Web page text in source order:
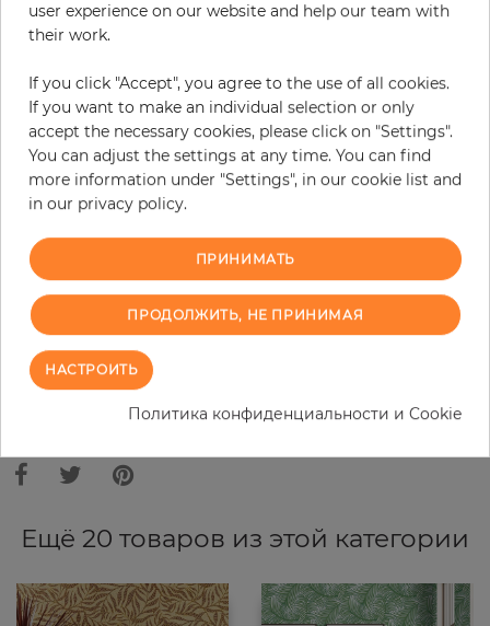
19% НДС включительно + Доставка
Цена за м² - 12,80 €
Do you need glue?
−
ЗАКАЗАТЬ ОБРАЗЕЦ
характеристиками компьютерной техники, цвета и оттенки
Ещё 20 товаров из этой категории
user experience on our website and help our team with
their work.
If you click "Accept", you agree to the use of all cookies.
If you want to make an individual selection or only
accept the necessary cookies, please click on "Settings".
You can adjust the settings at any time. You can find
more information under "Settings", in our cookie list and
in our privacy policy.
ПРИНИМАТЬ
ПРОДОЛЖИТЬ, НЕ ПРИНИМАЯ
НАСТРОИТЬ
Политика конфиденциальности и Cookie